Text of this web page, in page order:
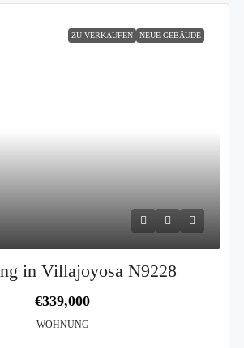
ZU VERKAUFEN NEUE GEBÄUDE
in Villajoyosa N9228
€339,000
WOHNUNG